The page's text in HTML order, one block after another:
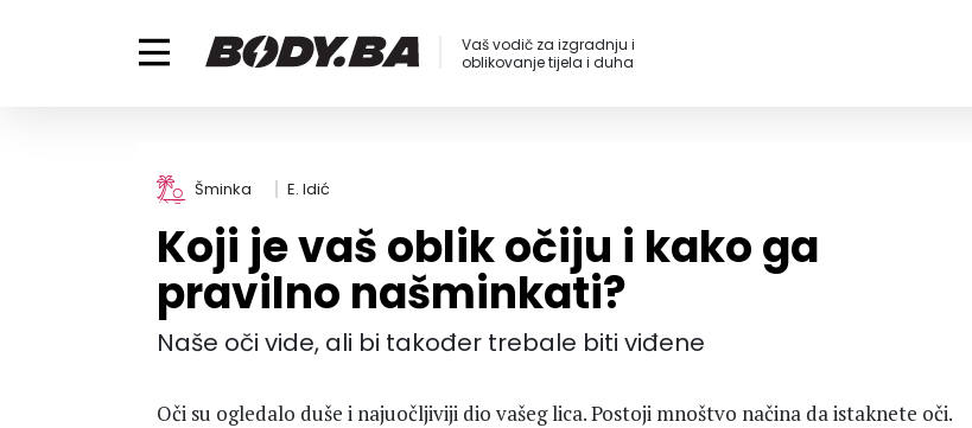
Vaš vodič za izgradnju i
oblikovanje tijela i duha
Šminka E. Idić
Koji je vaš oblik očiju i kako ga
pravilno našminkati?
Naše oči vide, ali bi također trebale biti viđene
Oči su ogledalo duše i najuočljiviji dio vašeg lica. Postoji mnoštvo načina da istaknete oči.